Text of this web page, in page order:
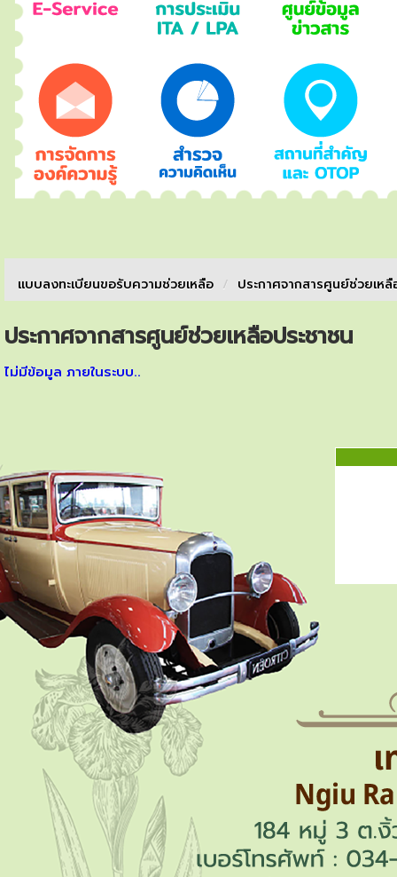
เเบบลงทะเบียนขอรับความช่วยเหลือ / ประกาศจากสารศูนย์ช่วยเหลื
ประกาศจากสารศูนย์ช่วยเหลือประชาชน
ไม่มีข้อมูล ภายในระบบ..